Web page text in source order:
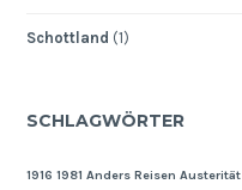
Schottland (1)
SCHLAGWÖRTER
1916 1981 Anders Reisen Austerität